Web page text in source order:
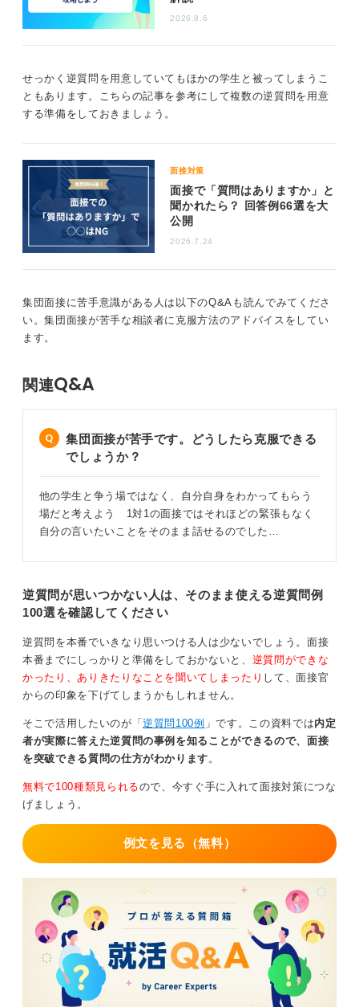
同じ質問は記憶に残りづらい……あなただからこそ
できる質問をしよう
被らない方法だと言えます。面接で「どこかで聞いたよ
うな質問だな」と思われると印象が薄くなり、正直「ま
たか」と思われてしまう可能性が高いです。
マニュアルに書かれているようなことはすぐに陳腐化し
てしまうため、やはり自身の固有の経験をもとに質問を
していくのが良いでしょう。
人から聞いた話でも、自分の周囲で起きたことなどでも
構いません。自分の立場からしかできない質問を探して
みましょう。
2026.8.6
せっかく逆質問を用意していてもほかの学生と被ってしまうこ
ともあります。こちらの記事を参考にして複数の逆質問を用意
する準備をしておきましょう。
面接対策
面接で「質問はありますか」と
聞かれたら？ 回答例66選を大
公開
2026.7.24
集団面接に苦手意識がある人は以下のQ&Aも読んでみてくださ
い。集団面接が苦手な相談者に克服方法のアドバイスをしてい
ます。
関連Q&A
集団面接が苦手です。どうしたら克服できる
でしょうか？
他の学生と争う場ではなく、自分自身をわかってもらう
場だと考えよう 1対1の面接ではそれほどの緊張もなく
自分の言いたいことをそのまま話せるのでした…
逆質問が思いつかない人は、そのまま使える逆質問例
100選を確認してください
逆質問を本番でいきなり思いつける人は少ないでしょう。面接
本番までにしっかりと準備をしておかないと、 逆質問ができな
かったり、ありきたりなことを聞いてしまったり して、面接官
からの印象を下げてしまうかもしれません。
そこで活用したいのが「逆質問100例 」です。この資料では内定
者が実際に答えた逆質問の事例を知ることができるので、面接
を突破できる質問の仕方がわかります。
無料で100種類見られるので、今すぐ手に入れて面接対策につな
げましょう。
例文を見る（無料）